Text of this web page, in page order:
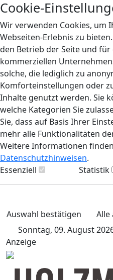
Cookie-
Wir verwenden Cookies, um
Webseiten-Erlebnis zu
den Betrieb der Seite und
kommerziellen
solche, die lediglich zu
Komforteinstellungen oder
Inhalte genutzt werden. Sie
welche Kategorien Sie
Sie, dass auf Basis Ihrer
mehr alle Funktionalitäten
Weitere Informationen
Datenschutzhinweisen.
Essenziell
Statistik
Auswahl bestätigen
Alle
Sonntag, 09. August
Anzeige